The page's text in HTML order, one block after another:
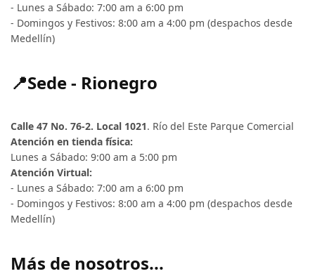
- Lunes a Sábado: 7:00 am a 6:00 pm
- Domingos y Festivos: 8:00 am a 4:00 pm (despachos desde
Medellín)
📍Sede - Rionegro
Calle 47 No. 76-2. Local 1021. Río del Este Parque Comercial
Atención en tienda física:
Lunes a Sábado: 9:00 am a 5:00 pm
Atención Virtual:
- Lunes a Sábado: 7:00 am a 6:00 pm
- Domingos y Festivos: 8:00 am a 4:00 pm (despachos desde
Medellín)
Más de nosotros...